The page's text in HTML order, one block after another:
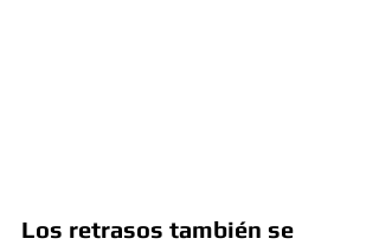
Los retrasos también se